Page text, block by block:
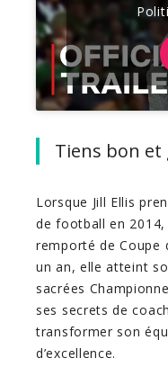
Tiens bon et
Lorsque Jill Ellis
de football en 2014,
remporté de Coupe
un an, elle atteint
sacrées
ses secrets de
transformer son
d’excellence.